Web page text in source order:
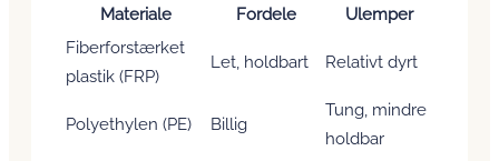
Materiale Fordele
Ulemper
Fiberforstærket
plastik (FRP)
Let, holdbart Relativt dyrt
Polyethylen (PE) Billig
Tung, mindre
holdbar